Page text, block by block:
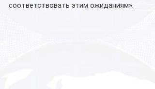
соответствовать этим ожиданиям».